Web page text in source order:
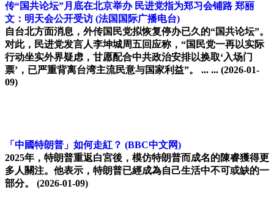
传“国共论坛”月底在北京举办 民进党指为郑习会铺路 郑丽
文：明天会公开受访 (法国国际广播电台)
自台北方面消息，外传国民党拟恢复停办已久的“国共论坛”。
对此，民进党发言人李坤城周五回应称，“国民党一再以实际
行动坐实外界疑虑，甘愿配合中共政治安排以换取‘入场门
票’，已严重背离台湾主流民意与国家利益”。 ... ... (2026-01-
09)
「中國特朗普」如何走紅？ (BBC中文网)
2025年，特朗普重返白宮後，模仿特朗普而成名的陳睿獲得更
多人關注。他表示，特朗普已經成為自己生活中不可或缺的一
部分。
(2026-01-09)